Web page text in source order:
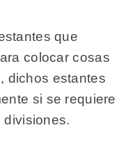
que
colocar cosas
dichos estantes
si se requiere
divisiones.